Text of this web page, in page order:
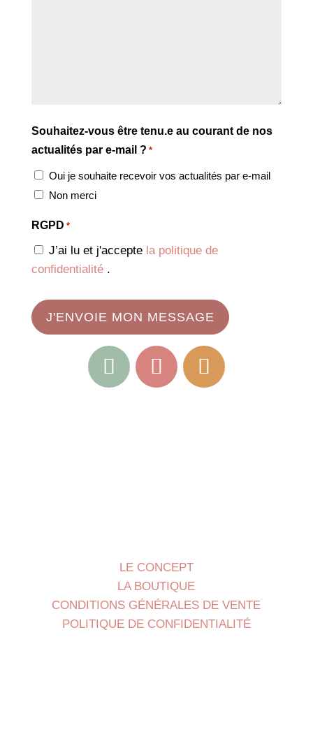
Souhaitez-vous être tenu.e au courant de nos
actualités par e-mail ? *
Oui je souhaite recevoir vos actualités par e-mail
Non merci
RGPD *
J’ai lu et j'accepte la politique de
confidentialité .
LE CONCEPT
LA BOUTIQUE
CONDITIONS GÉNÉRALES DE VENTE
POLITIQUE DE CONFIDENTIALITÉ